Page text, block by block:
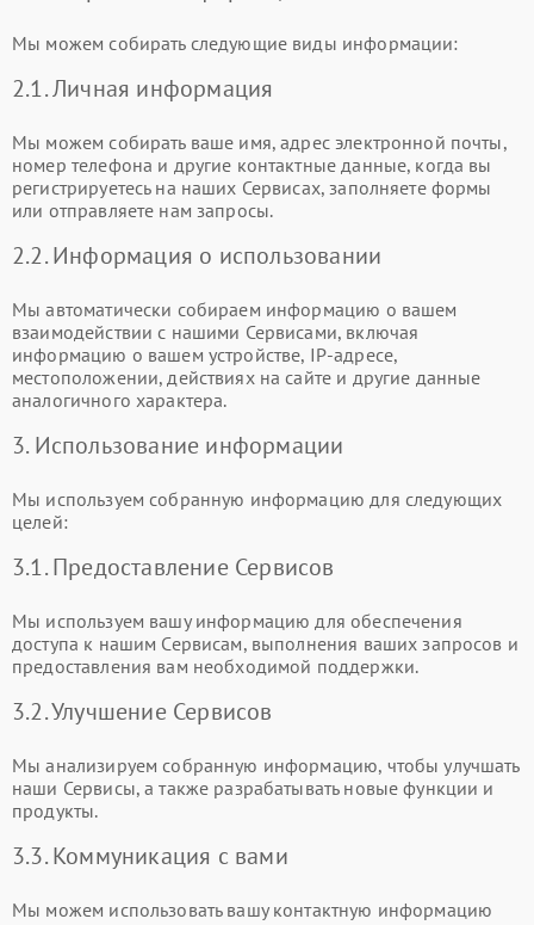
Мы можем собирать следующие виды информации:
2.1. Личная информация
Мы можем собирать ваше имя, адрес электронной почты,
номер телефона и другие контактные данные, когда вы
регистрируетесь на наших Сервисах, заполняете формы
или отправляете нам запросы.
2.2. Информация о использовании
Мы автоматически собираем информацию о вашем
взаимодействии с нашими Сервисами, включая
информацию о вашем устройстве, IP-адресе,
местоположении, действиях на сайте и другие данные
аналогичного характера.
3. Использование информации
Мы используем собранную информацию для следующих
целей:
3.1. Предоставление Сервисов
Мы используем вашу информацию для обеспечения
доступа к нашим Сервисам, выполнения ваших запросов и
предоставления вам необходимой поддержки.
3.2. Улучшение Сервисов
Мы анализируем собранную информацию, чтобы улучшать
наши Сервисы, а также разрабатывать новые функции и
продукты.
3.3. Коммуникация с вами
Мы можем использовать вашу контактную информацию